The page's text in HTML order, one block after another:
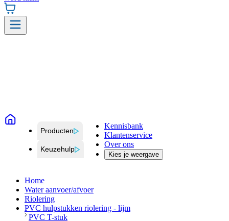
Producten
Keuzehulp
Kennisbank
Klantenservice
Over ons
Kies je weergave
Home
Water aanvoer/afvoer
Riolering
PVC hulpstukken riolering - lijm
PVC T-stuk